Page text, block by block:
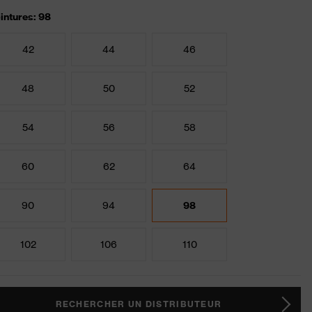
98
42 44 46
48 50 52
54 56 58
60 62 64
90 94 98
102 106 110
RECHERCHER UN DISTRIBUTEUR